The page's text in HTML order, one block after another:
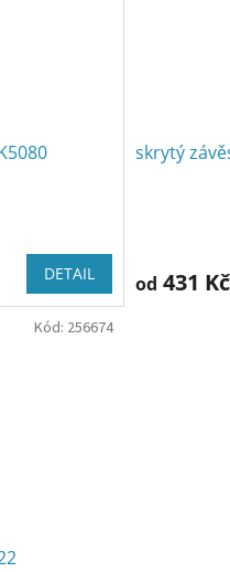
DETAIL
skrytý
od 431 Kč
Kód: 256674